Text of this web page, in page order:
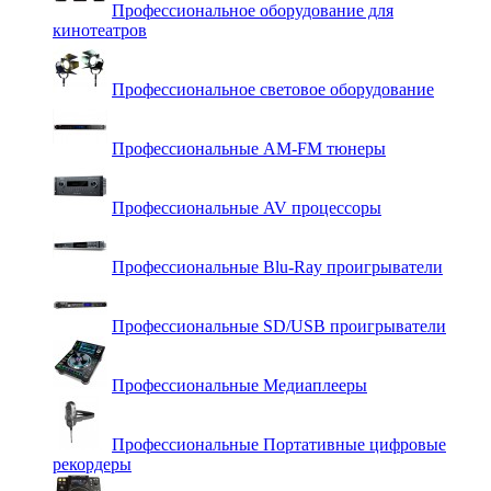
Профессиональное оборудование для
кинотеатров
Профессиональное световое оборудование
Профессиональные AM-FM тюнеры
Профессиональные AV процессоры
Профессиональные Blu-Ray проигрыватели
Профессиональные SD/USB проигрыватели
Профессиональные Медиаплееры
Профессиональные Портативные цифровые
рекордеры